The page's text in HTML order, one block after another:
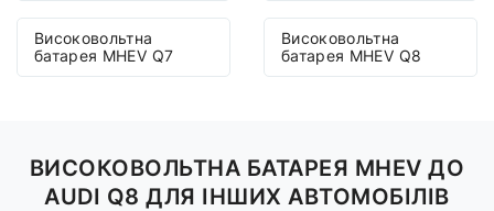
Високовольтна
батарея MHEV Q7
Високовольтна
батарея MHEV Q8
ВИСОКОВОЛЬТНА БАТАРЕЯ MHEV ДО
AUDI Q8 ДЛЯ ІНШИХ АВТОМОБІЛІВ